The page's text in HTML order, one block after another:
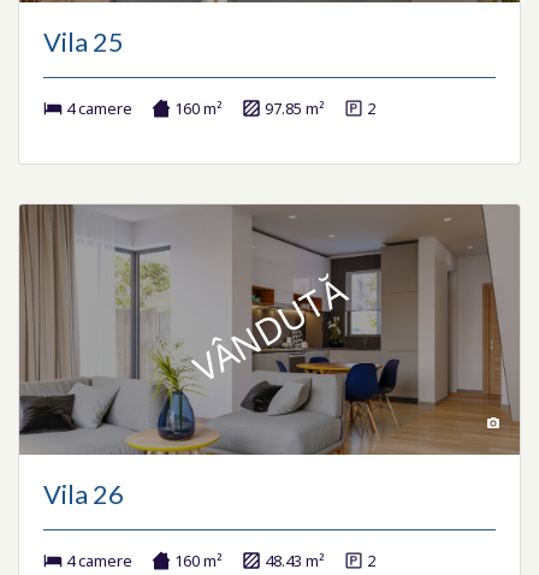
Vila 25
4 camere 160 m² 97.85 m² 2
VÂNDUTĂ
Vila 26
4 camere 160 m² 48.43 m² 2